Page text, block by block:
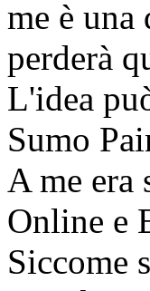
me è
perderà
L'idea
Sumo
A me era
Online e
Siccome